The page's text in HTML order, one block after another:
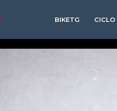
BIKETG CICLO